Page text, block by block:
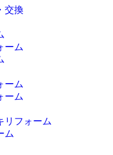
交換
ーム
ーム
ーム
リフォーム
ム